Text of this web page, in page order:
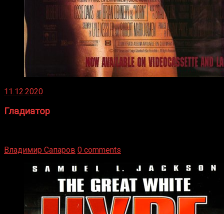
11.12.2020
Гладиатор
Владимир Сапаров 0 comments